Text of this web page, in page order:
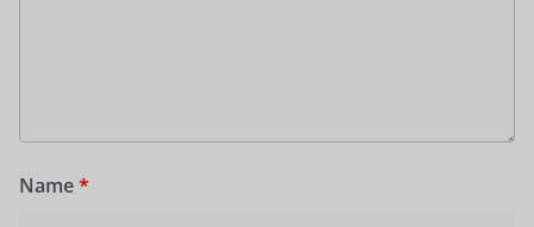
Name*